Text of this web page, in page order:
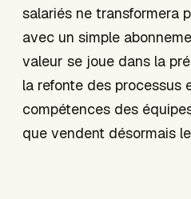
salariés ne transformera
avec un simple
valeur se joue dans la
la refonte des processus
compétences des
que vendent désormais